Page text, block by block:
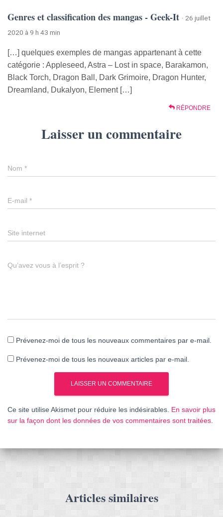
Genres et classification des mangas - Geek-It · 26 juillet
2020 à 9 h 43 min
[…] quelques exemples de mangas appartenant à cette
catégorie : Appleseed, Astra – Lost in space, Barakamon,
Black Torch, Dragon Ball, Dark Grimoire, Dragon Hunter,
Dreamland, Dukalyon, Element […]
RÉPONDRE
Laisser un commentaire
Nom *
E-mail *
Site internet
Qu’avez vous à l’esprit ?
Prévenez-moi de tous les nouveaux commentaires par e-mail.
Prévenez-moi de tous les nouveaux articles par e-mail.
Ce site utilise Akismet pour réduire les indésirables. En savoir plus
sur la façon dont les données de vos commentaires sont traitées
Articles similaires